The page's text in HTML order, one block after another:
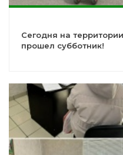
Сегодня на
прошел субботник!